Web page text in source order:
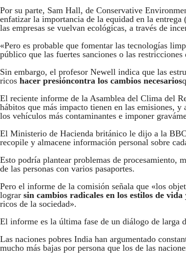
Por su parte, Sam Hall, de Conservative
enfatizar la importancia de la equidad en la
las empresas se vuelvan ecológicas, a través de
«Pero es probable que fomentar las tecnologías
público que las fuertes sanciones o las
Sin embargo, el profesor Newell indica que las
ricos hacer presióncontra los cambios necesarios
El reciente informe de la Asamblea del Clima del
hábitos que más impacto tienen en las emisiones,
los vehículos más contaminantes e imponer
El Ministerio de Hacienda británico le dijo a la
recopile y almacene información personal sobre
Esto podría plantear problemas de procesamiento,
de las personas con varios pasaportes.
Pero el informe de la comisión señala que «los
lograr sin cambios radicales en los estilos de vida
ricos de la sociedad».
El informe es la última fase de un diálogo de larga
Las naciones pobres India han argumentado
mucho más bajas por persona que los de las